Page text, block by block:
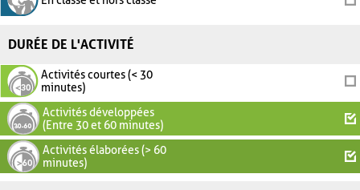
DURÉE DE L'ACTIVITÉ
Activités courtes (< 30
minutes)
Activités développées
(Entre 30 et 60 minutes)
Activités élaborées (> 60
minutes)